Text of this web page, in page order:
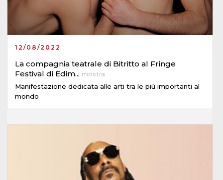
12/08/2022
La compagnia teatrale di Bitritto al Fringe
Festival di Edim... mostra
Manifestazione dedicata alle arti tra le più importanti al
mondo